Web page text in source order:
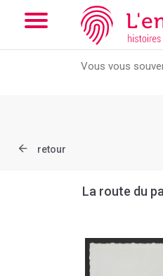
Array ( [slug] => document [ref]
new slick-theme.css if you
retour
La route du